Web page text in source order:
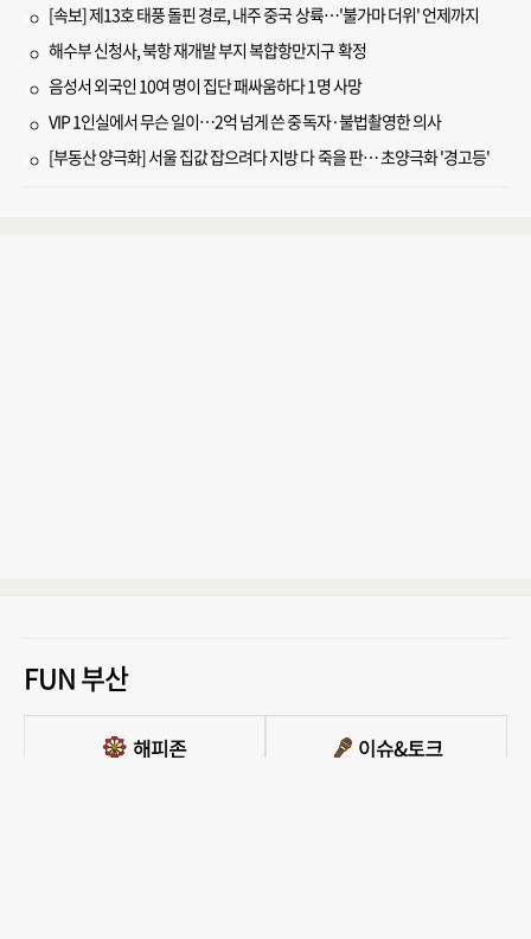
[속보] 제13호 태풍 돌핀 경로, 내주 중국 상륙…'불가마 더위' 언제까지
해수부 신청사, 북항 재개발 부지 복합항만지구 확정
음성서 외국인 10여 명이 집단 패싸움하다 1명 사망
VIP 1인실에서 무슨 일이…2억 넘게 쓴 중독자·불법촬영한 의사
[부동산 양극화] 서울 집값 잡으려다 지방 다 죽을 판… 초양극화 '경고등'
FUN 부산